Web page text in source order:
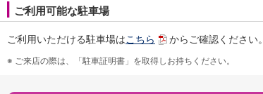
インボイス
その他サービス
手数料
キャンペーン
ご利用可能な駐車場
ご利用いただける駐車場はこちら からご確認ください。
※ ご来店の際は、「駐車証明書」を取得しお持ちください。